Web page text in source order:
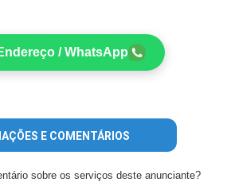
/ WhatsApp
E COMENTÁRIOS
sobre os serviços deste anunciante?